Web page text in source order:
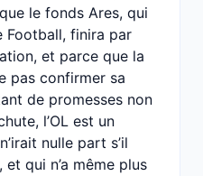
le fonds Ares, qui
Football, finira par
et parce que la
pas confirmer sa
de promesses non
l’OL est un
nulle part s’il
et qui n’a même plus